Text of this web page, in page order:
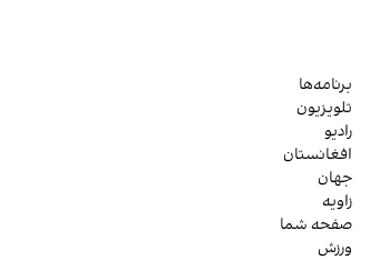
برنامه‌ها
تلویزیون
رادیو
افغانستان
جهان
زاویه
صفحه شما
ورزش